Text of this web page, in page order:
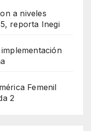
a niveles
reporta Inegi
Femenil
2